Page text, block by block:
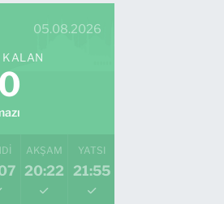
05.08.2026
KALAN
AKŞAM
20:22
YATSI
21:55